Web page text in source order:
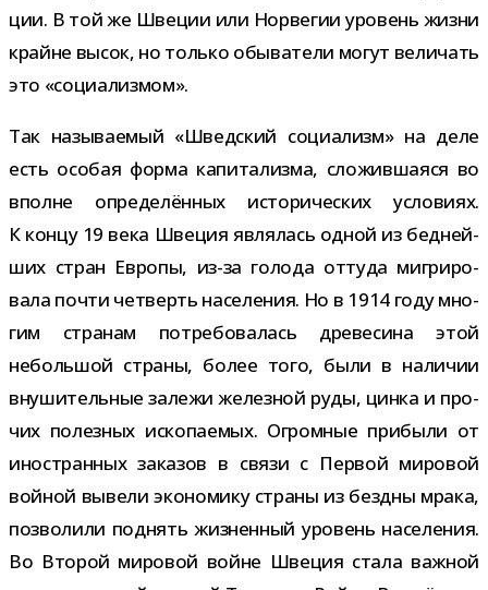
ции. В той же Швеции или Норвегии уро­вень жизни
крайне высок, но только обы­ва­тели могут вели­чать
это «соци­а­лиз­мом».
Так назы­ва­е­мый «Шведский соци­а­лизм» на деле
есть осо­бая форма капи­та­лизма, сло­жив­ша­яся во
вполне опре­де­лён­ных исто­ри­че­ских усло­виях.
К концу 19 века Швеция явля­лась одной из бед­ней­
ших стран Европы, из-​за голода оттуда мигри­ро­
вала почти чет­верть насе­ле­ния. Но в 1914 году мно­
гим стра­нам потре­бо­ва­лась дре­ве­сина этой
неболь­шой страны, более того, были в нали­чии
вну­ши­тель­ные залежи желез­ной руды, цинка и про­
чих полез­ных иско­па­е­мых. Огромные при­были от
ино­стран­ных зака­зов в связи с Первой миро­вой
вой­ной вывели эко­но­мику страны из без­дны мрака,
поз­во­лили под­нять жиз­нен­ный уро­вень насе­ле­ния.
Во Второй миро­вой войне Швеция стала важ­ной